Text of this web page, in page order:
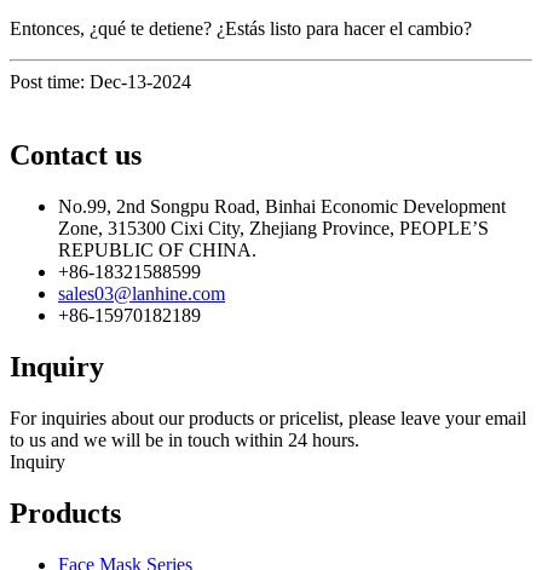
Entonces, ¿qué te detiene? ¿Estás listo para hacer el cambio?
Post time: Dec-13-2024
Contact us
No.99, 2nd Songpu Road, Binhai Economic Development
Zone, 315300 Cixi City, Zhejiang Province, PEOPLE’S
REPUBLIC OF CHINA.
+86-18321588599
sales03@lanhine.com
+86-15970182189
Inquiry
For inquiries about our products or pricelist, please leave your email
to us and we will be in touch within 24 hours.
Inquiry
Products
Face Mask Series